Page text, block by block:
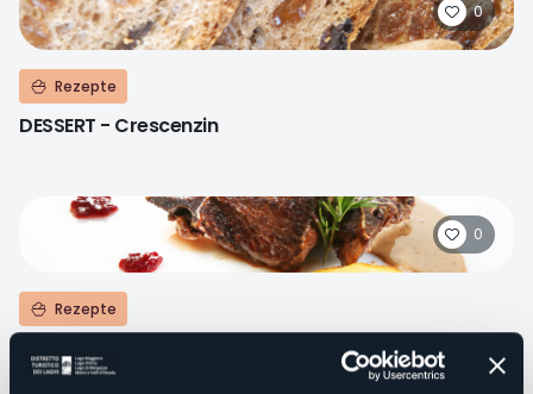
0
Rezepte
DESSERT - Crescenzin
0
Rezepte
ZWEITER GANG - Hirschsteak mit Grappa Ca' d'Maté